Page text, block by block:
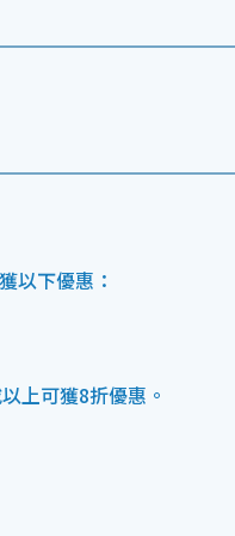
以下優惠：
上可獲8折優惠。